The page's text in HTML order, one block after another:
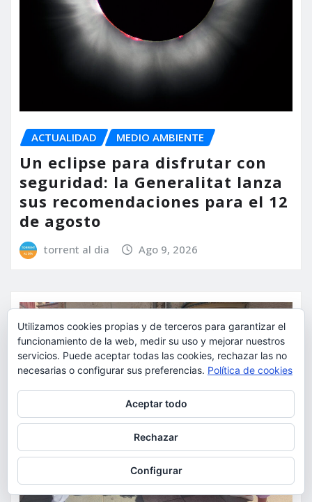
ACTUALIDAD MEDIO AMBIENTE
Un eclipse para disfrutar con
seguridad: la Generalitat lanza
sus recomendaciones para el 12
de agosto
torrent al dia Ago 9, 2026
Utilizamos cookies propias y de terceros para garantizar el
funcionamiento de la web, medir su uso y mejorar nuestros
servicios. Puede aceptar todas las cookies, rechazar las no
necesarias o configurar sus preferencias. Política de cookies
Aceptar todo
Rechazar
Configurar
Para obtener más información, incluido cómo gestionar las cookies,